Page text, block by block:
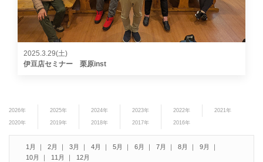
2025.3.29(土)
伊豆店セミナー 栗原inst
2026年 2025年 2024年 2023年 2022年 2021年
2020年 2019年 2018年 2017年 2016年
1月 2月 3月 4月 5月 6月 7月 8月
9月
10月
11月 12月